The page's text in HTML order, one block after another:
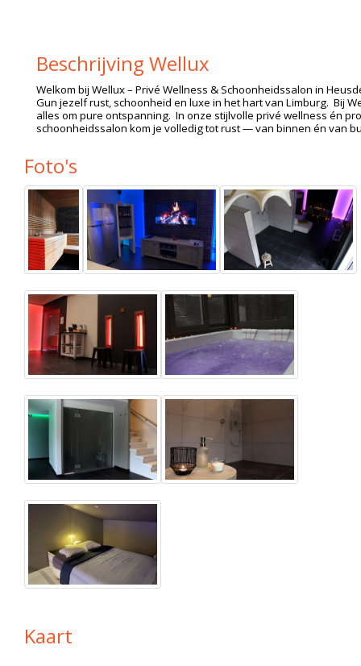
Beschrijving Wellux
Welkom bij Wellux – Privé Wellness & Schoonheidssalon in
Gun jezelf rust, schoonheid en luxe in het hart van Limburg. Bij
alles om pure ontspanning. In onze stijlvolle privé wellness én
schoonheidssalon kom je volledig tot rust — van binnen én van
Foto's
Kaart